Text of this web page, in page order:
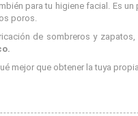
para tu higiene facial. Es
poros.
de sombreros y
mejor que obtener la tuya